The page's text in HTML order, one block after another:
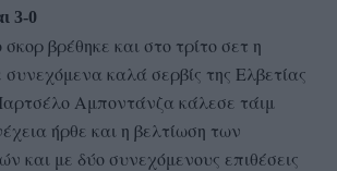
3-0
βρέθηκε και στο τρίτο σετ η
συνεχόμενα καλά σερβίς της Ελβετίας
Αμποντάνζα κάλεσε τάιμ
ήρθε και η βελτίωση των
και με δύο συνεχόμενους επιθέσεις